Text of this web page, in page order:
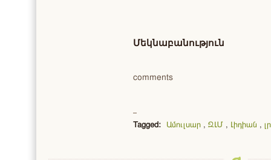
Մեկնաբանություն
comments
Tagged: Ամուլսար , ԶԼՄ , Լիդիան ,